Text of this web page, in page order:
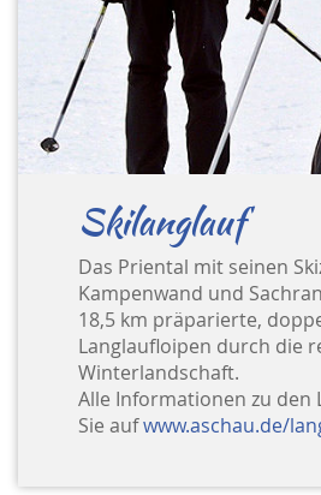
Skilanglauf
Das Priental mit seinen
Kampenwand und
18,5 km präparierte,
Langlaufloipen durch die
Winterlandschaft.
Alle Informationen zu den
Sie aufwww.aschau.de/